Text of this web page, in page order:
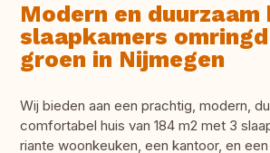
Modern en duurzaam
slaapkamers
groen in Nijmegen
Wij bieden aan een prachtig, modern,
comfortabel huis van 184 m2 met 3
riante woonkeuken, een kantoor, en